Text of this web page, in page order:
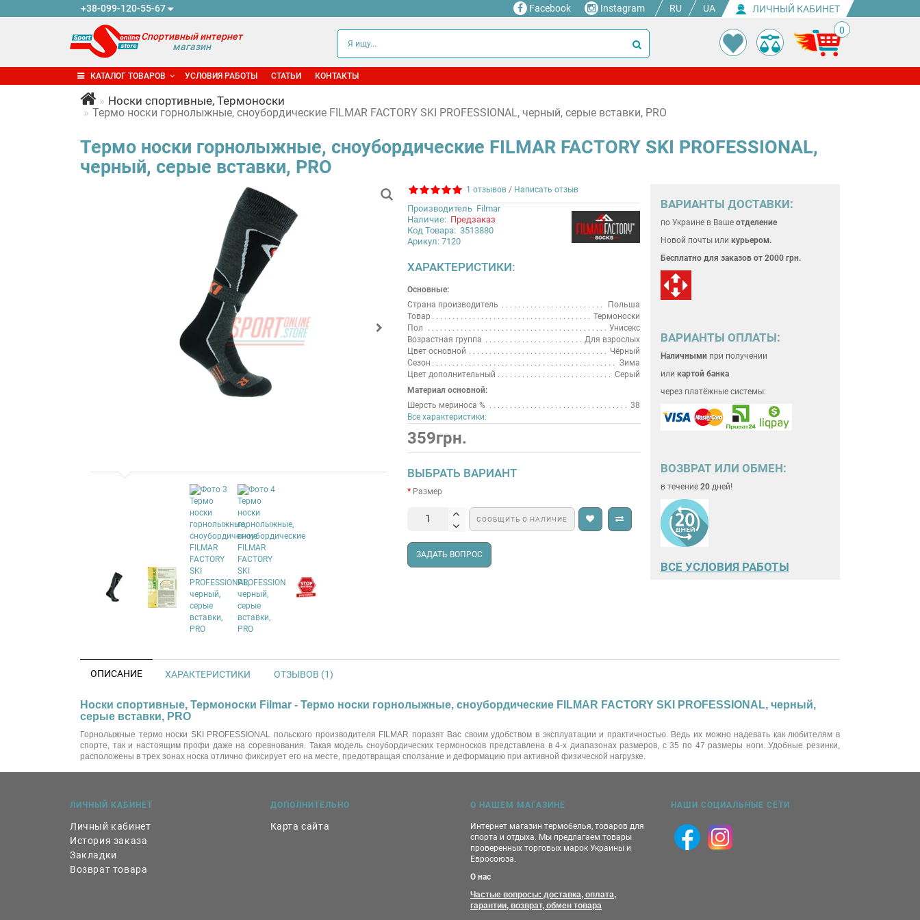
+38-099-120-55-67 Facebook Instagram RU UA ЛИЧНЫЙ КАБИНЕТ
Спортивный интернет
магазин
0
КАТАЛОГ ТОВАРОВ УСЛОВИЯ РАБОТЫ СТАТЬИ КОНТАКТЫ
Носки спортивные, Термоноски
Термо носки горнолыжные, сноубордические FILMAR FACTORY SKI PROFESSIONAL, черный, серые вставки, PRO
Термо носки горнолыжные, сноубордические FILMAR FACTORY SKI PROFESSIONAL,
черный, серые вставки, PRO
1 отзывов / Написать отзыв
Производитель Filmar
Наличие: Предзаказ
Код Товара: 3513880
Арикул: 7120
ХАРАКТЕРИСТИКИ:
Основные:
Страна производитель
Польша
Товар
Термоноски
Пол
Унисекс
Возрастная группа
Для взрослых
Цвет основной
Чёрный
Сезон
Зима
Цвет дополнительный
Серый
Материал основной:
Шерсть мериноса %
38
Все характеристики:
359грн.
ВЫБРАТЬ ВАРИАНТ
Размер
СООБЩИТЬ О НАЛИЧИЕ
ЗАДАТЬ ВОПРОС
ВАРИАНТЫ ДОСТАВКИ:
по Украине в Ваше отделение
Новой почты или курьером.
Бесплатно для заказов от 2000 грн.
ВАРИАНТЫ ОПЛАТЫ:
Наличнымипри получении
или картой банка
через платёжные системы:
ВОЗВРАТ ИЛИ ОБМЕН:
в течение 20дней!
ВСЕ УСЛОВИЯ РАБОТЫ
ОПИСАНИЕ ХАРАКТЕРИСТИКИ ОТЗЫВОВ (1)
Носки спортивные, Термоноски Filmar - Термо носки горнолыжные, сноубордические FILMAR FACTORY SKI PROFESSIONAL, черный,
серые вставки, PRO
Горнолыжные термо носки SKI PROFESSIONAL польского производителя FILMAR поразят Вас своим удобством в эксплуатации и практичностью. Ведь их можно надевать как любителям в
спорте, так и настоящим профи даже на соревнования. Такая модель сноубордических термоносков представлена в 4-х диапазонах размеров, с 35 по 47 размеры ноги. Удобные резинки,
расположены в трех зонах носка отлично фиксирует его на месте, предотвращая сползание и деформацию при активной физической нагрузке.
ЛИЧНЫЙ КАБИНЕТ
Личный кабинет
История заказа
Закладки
Возврат товара
ДОПОЛНИТЕЛЬНО
Карта сайта
О НАШЕМ МАГАЗИНЕ
Интернет магазин термобелья, товаров для
спорта и отдыха. Мы предлагаем товары
проверенных торговых марок Украины и
Евросоюза.
О нас
Частые вопросы: доставка, оплата,
гарантии, возврат, обмен товара
НАШИ СОЦИАЛЬНЫЕ СЕТИ